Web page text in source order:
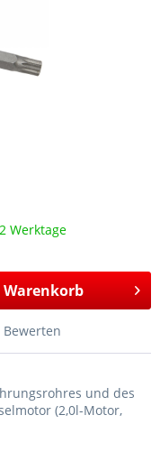
Werktage
Warenkorb
Bewerten
und des
(2,0l-Motor,